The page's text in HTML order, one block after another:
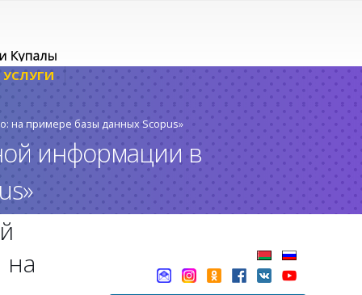
УСЛУГИ
на примере базы данных Scopus»
информации в